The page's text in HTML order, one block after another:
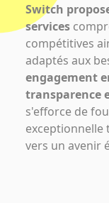
Switch
services
compétitives
adaptés aux
engagement
transparence
s'efforce de
vers un avenir